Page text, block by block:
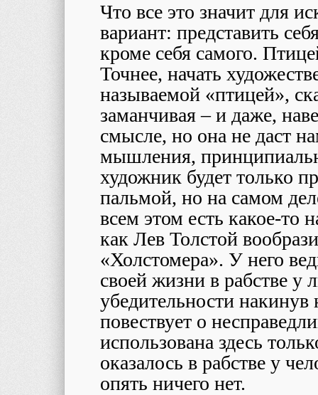
Что все это значит для
вариант: представить
кроме себя самого.
Точнее, начать
называемой «птицей»,
заманчивая – и даже,
смысле, но она не даст
мышления,
художник будет только
пальмой, но на самом
всем этом есть какое-то
как Лев Толстой
«Холстомера». У него
своей жизни в рабстве у
убедительности
повествует о
использована здесь
оказалось в рабстве у
опять ничего нет.